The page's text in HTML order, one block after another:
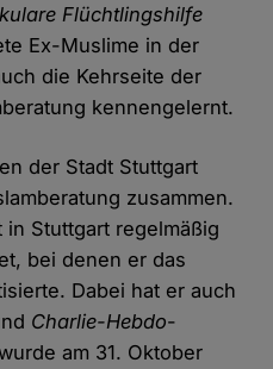
Flüchtlingshilfe
Ex-Muslime in der
die Kehrseite der
kennengelernt.
der Stadt Stuttgart
zusammen.
in Stuttgart regelmäßig
bei denen er das
Dabei hat er auch
Charlie-Hebdo-
am 31. Oktober